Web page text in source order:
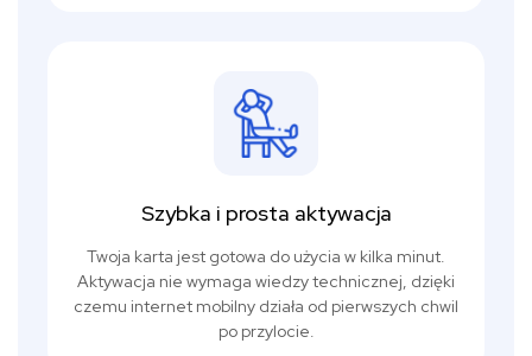
Szybka i prosta aktywacja
Twoja karta jest gotowa do użycia w kilka minut.
Aktywacja nie wymaga wiedzy technicznej, dzięki
czemu internet mobilny działa od pierwszych chwil
po przylocie.